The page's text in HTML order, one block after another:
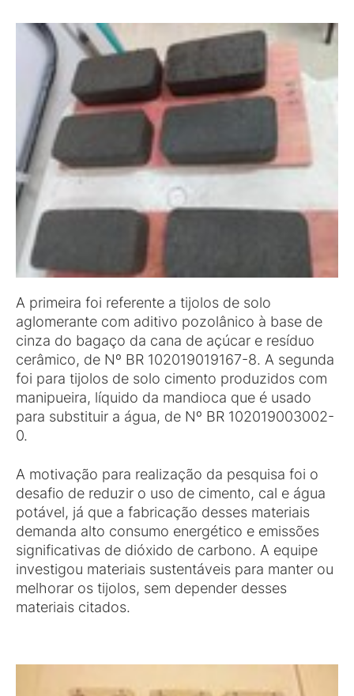
A primeira foi referente a tijolos de solo
aglomerante com aditivo pozolânico à base de
cinza do bagaço da cana de açúcar e resíduo
cerâmico, de Nº BR 102019019167-8. A segunda
foi para tijolos de solo cimento produzidos com
manipueira, líquido da mandioca que é usado
para substituir a água, de Nº BR 102019003002-
0.
A motivação para realização da pesquisa foi o
desafio de reduzir o uso de cimento, cal e água
potável, já que a fabricação desses materiais
demanda alto consumo energético e emissões
significativas de dióxido de carbono. A equipe
investigou materiais sustentáveis para manter ou
melhorar os tijolos, sem depender desses
materiais citados.